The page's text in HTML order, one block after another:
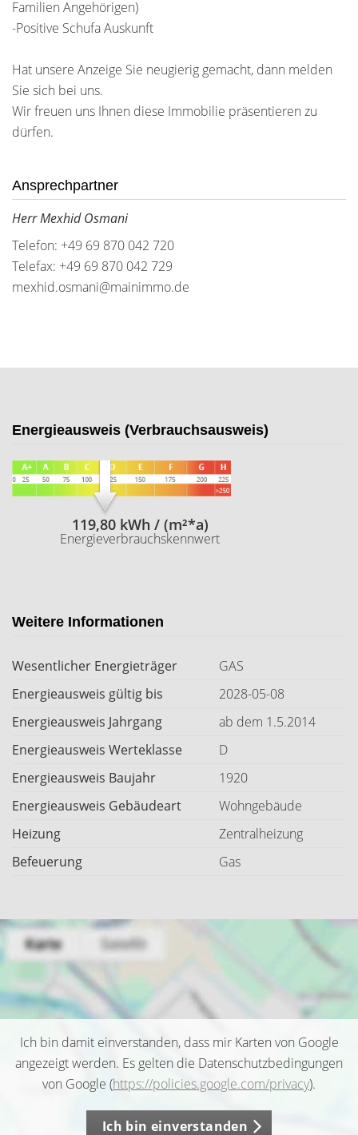
Familien Angehörigen)
-Positive Schufa Auskunft
Hat unsere Anzeige Sie neugierig gemacht, dann melden
Sie sich bei uns.
Wir freuen uns Ihnen diese Immobilie präsentieren zu
dürfen.
Ansprechpartner
Herr Mexhid Osmani
Telefon: +49 69 870 042 720
Telefax: +49 69 870 042 729
mexhid.osmani@mainimmo.de
Energieausweis (Verbrauchsausweis)
119,80 kWh / (m²*a)
Energieverbrauchskennwert
Weitere Informationen
Wesentlicher Energieträger
GAS
Energieausweis gültig bis
2028-05-08
Energieausweis Jahrgang
ab dem 1.5.2014
Energieausweis Werteklasse
D
Energieausweis Baujahr
1920
Energieausweis Gebäudeart
Wohngebäude
Heizung
Zentralheizung
Befeuerung
Gas
Ich bin damit einverstanden, dass mir Karten von Google
angezeigt werden. Es gelten die Datenschutzbedingungen
von Google (https://policies.google.com/privacy).
Ich bin einverstanden